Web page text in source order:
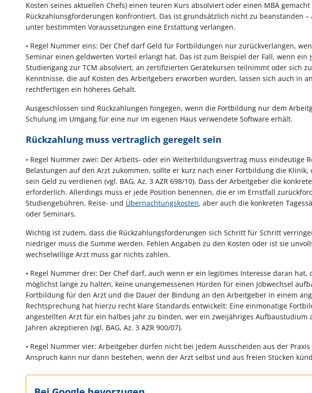
Kosten seines aktuellen Chefs) einen teuren Kurs absolviert oder einen MBA
Rückzahlunsgforderungen konfrontiert. Das ist grundsätzlich nicht zu beanstanden
unter bestimmten Voraussetzungen eine Erstattung verlangen.
• Regel Nummer eins: Der Chef darf Geld für Fortbildungen nur zurückverlangen,
Seminar einen geldwerten Vorteil erlangt hat. Das ist zum Beispiel der Fall, wenn ein
Studiengang zur TCM absolviert, an zertifizierten Gerätekursen teilnimmt oder sich
Kenntnisse, die auf Kosten des Arbeitgebers erworben wurden, lassen sich auch in
rechtfertigen ein höheres Gehalt.
Ausgeschlossen sind Rückzahlungen hingegen, wenn die Fortbildung nur dem
Schulung im Umgang für eine nur im eigenen Haus verwendete Software erhält.
Rückzahlung muss vertraglich geregelt sein
• Regel Nummer zwei: Der Arbeits- oder ein Weiterbildungsvertrag muss eindeutige
Belastungen auf den Arzt zukommen, sollte er kurz nach einer Fortbildung die Klinik,
sein Geld zu verdienen (vgl. BAG, Az. 3 AZR 698/10). Dass der Arbeitgeber die
erforderlich. Allerdings muss er jede Position benennen, die er im Ernstfall
Studiengebühren, Reise- und Übernachtungskosten, aber auch die konkreten
oder Seminars.
Wichtig ist zudem, dass die Rückzahlungsforderungen sich Schritt für Schritt
niedriger muss die Summe werden. Fehlen Angaben zu den Kosten oder ist sie
wechselwillige Arzt muss gar nichts zahlen.
• Regel Nummer drei: Der Chef darf, auch wenn er ein legitimes Interesse daran
möglichst lange zu halten, keine unangemessenen Hürden für einen Jobwechsel
Fortbildung für den Arzt und die Dauer der Bindung an den Arbeitgeber in einem
Rechtsprechung hat hierzu recht klare Standards entwickelt: Eine einmonatige
angestellten Arzt für ein halbes Jahr zu binden, wer ein zweijähriges
Jahren akzeptieren (vgl. BAG, Az. 3 AZR 900/07).
• Regel Nummer vier: Arbeitgeber dürfen nicht bei jedem Ausscheiden aus der
Anspruch kann nur dann bestehen, wenn der Arzt selbst und aus freien Stücken